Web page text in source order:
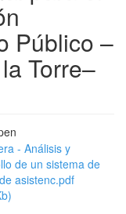
Público –
Torre–
- Análisis y
de un sistema de
asistenc.pdf